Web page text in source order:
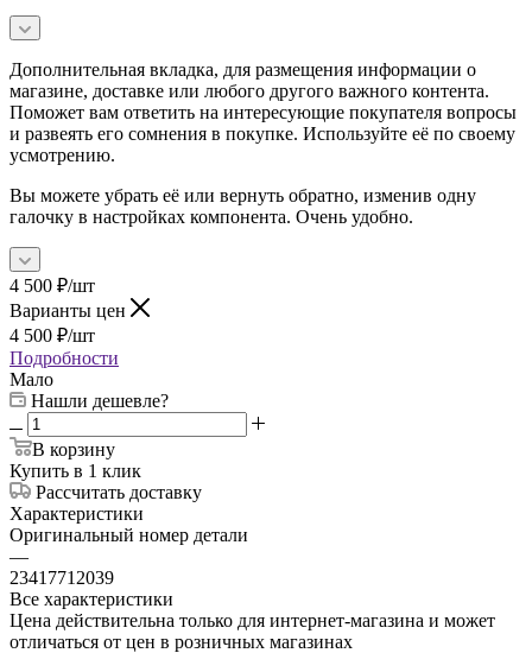
Дополнительная вкладка, для размещения информации о
магазине, доставке или любого другого важного контента.
Поможет вам ответить на интересующие покупателя вопросы
и развеять его сомнения в покупке. Используйте её по своему
усмотрению.
Вы можете убрать её или вернуть обратно, изменив одну
галочку в настройках компонента. Очень удобно.
4 500 ₽/шт
Варианты цен
4 500 ₽/шт
Подробности
Мало
Нашли дешевле?
В корзину
Купить в 1 клик
Рассчитать доставку
Характеристики
Оригинальный номер детали
—
23417712039
Все характеристики
Цена действительна только для интернет-магазина и может
отличаться от цен в розничных магазинах